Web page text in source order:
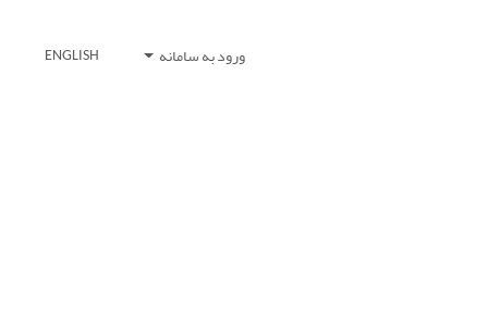
ورود به سامانه ENGLISH